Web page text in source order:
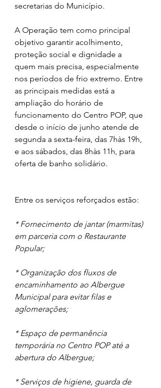
secretarias do Município.
A Operação tem como principal
objetivo garantir acolhimento,
proteção social e dignidade a
quem mais precisa, especialmente
nos períodos de frio extremo. Entre
as principais medidas está a
ampliação do horário de
funcionamento do Centro POP, que
desde o início de junho atende de
segunda a sexta-feira, das 7hàs 19h,
e aos sábados, das 8hàs 11h, para
oferta de banho solidário.
Entre os serviços reforçados estão:
* Fornecimento de jantar (marmitas)
em parceria com o Restaurante
Popular;
* Organização dos fluxos de
encaminhamento ao Albergue
Municipal para evitar filas e
aglomerações;
* Espaço de permanência
temporária no Centro POP até a
abertura do Albergue;
* Serviços de higiene, guarda de